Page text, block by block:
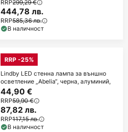
RRP299,29 €
444,78 лв.
RRP585,36 лв.
В наличност
RRP -25%
Lindby LED стенна лампа за външно
осветление „Abelia“, черна, алуминий,
44,90 €
RRP59,90 €
87,82 лв.
RRP117,15 лв.
В наличност